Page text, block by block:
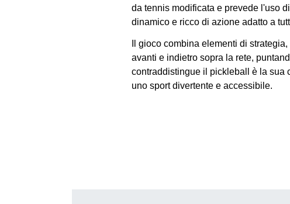
da tennis modificata e prevede l'uso
dinamico e ricco di azione adatto a
Il gioco combina elementi di
avanti e indietro sopra la rete,
contraddistingue il pickleball è la sua
uno sport divertente e accessibile.